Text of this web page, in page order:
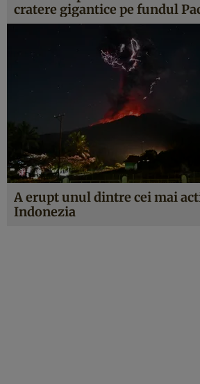
cratere gigantice pe fundul
A erupt unul dintre cei mai
Indonezia